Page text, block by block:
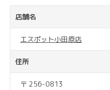
店舗名
エスポット小田原店
住所
〒 256-0813